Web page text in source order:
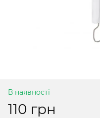
В наявності
110 грн